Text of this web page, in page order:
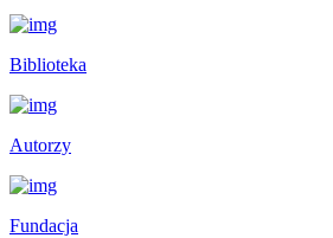
Biblioteka
Autorzy
Fundacja